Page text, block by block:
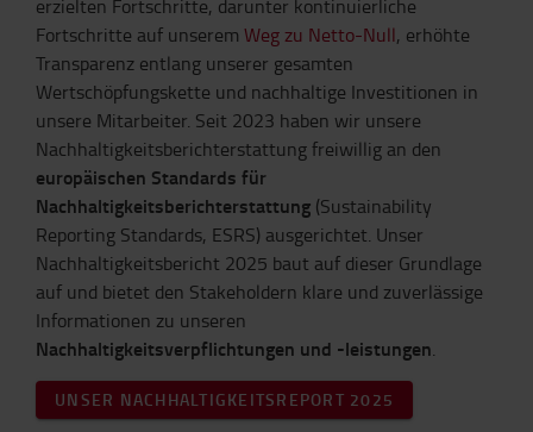
erzielten Fortschritte, darunter kontinuierliche
Fortschritte auf unserem Weg zu Netto-Null, erhöhte
Transparenz entlang unserer gesamten
Wertschöpfungskette und nachhaltige Investitionen in
unsere Mitarbeiter. Seit 2023 haben wir unsere
Nachhaltigkeitsberichterstattung freiwillig an den
europäischen Standards für
Nachhaltigkeitsberichterstattung (Sustainability
Reporting Standards, ESRS) ausgerichtet. Unser
Nachhaltigkeitsbericht 2025 baut auf dieser Grundlage
auf und bietet den Stakeholdern klare und zuverlässige
Informationen zu unseren
Nachhaltigkeitsverpflichtungen und -leistungen.
UNSER NACHHALTIGKEITSREPORT 2025